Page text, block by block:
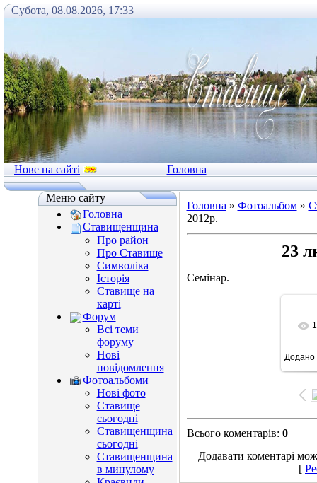
Субота, 08.08.2026, 17:33
Нове на сайті Головна
Меню сайту
Головна
Ставищенщина
Про район
Про Ставище
Символіка
Історія
Ставище на
карті
Форум
Всі теми
форуму
Нові
повідомлення
Фотоальбоми
Нові фото
Ставище
сьогодні
Ставищенщина
сьогодні
Ставищенщина
в минулому
Головна » Фотоальбом»
2012р.
23
Семінар.
Додано
Всього коментарів: 0
Додавати коментарі
[